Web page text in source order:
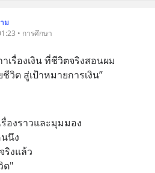
ม
• การศึกษา
เรื่องเงิน ที่ชีวิตจริงสอนผม
วิต สู่เป้าหมายการเงิน”
รื่องราวและมุมมอง
นึง
ริงแล้ว
ต"